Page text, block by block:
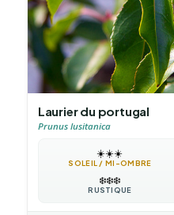
Laurier du portugal
Prunus lusitanica
☀️☀️☀️
SOLEIL / MI-OMBRE
❄️❄️❄️
RUSTIQUE